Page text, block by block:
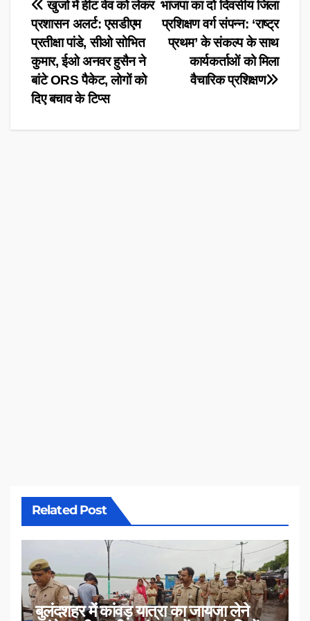
Post
navigation
भाजपा का दो दिवसीय जिला
प्रशिक्षण वर्ग संपन्न: ‘राष्ट्र
प्रथम’ के संकल्प के साथ
कार्यकर्ताओं को मिला
वैचारिक प्रशिक्षण
खुर्जा में हीट वेव को लेकर
प्रशासन अलर्ट: एसडीएम
प्रतीक्षा पांडे, सीओ सोभित
कुमार, ईओ अनवर हुसैन ने
बांटे ORS पैकेट, लोगों को
दिए बचाव के टिप्स
Related Post
बुलंदशहर में कांवड़ यात्रा का जायजा लेने